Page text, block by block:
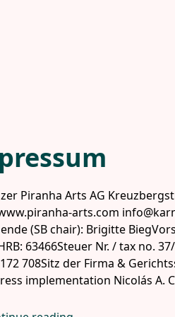
Piranha Arts AG
arts.com
(SB chair): Brigitte
63466Steuer Nr. / tax no.
708Sitz der Firma &
implementation Nicolás A.